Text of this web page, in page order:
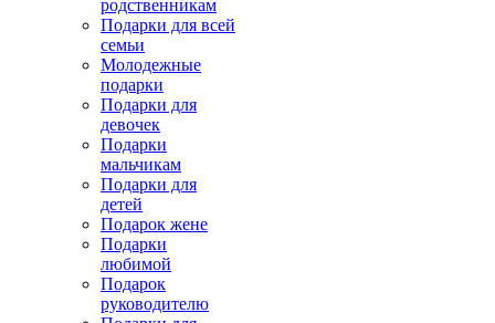
родственникам
Подарки для всей
семьи
Молодежные
подарки
Подарки для
девочек
Подарки
мальчикам
Подарки для
детей
Подарок жене
Подарки
любимой
Подарок
руководителю